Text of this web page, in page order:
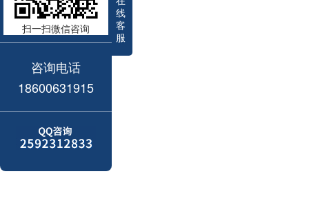
线
客
服
扫一扫微信咨询
咨询电话
18600631915